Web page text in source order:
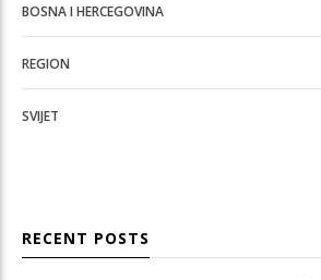
BOSNA I HERCEGOVINA
REGION
SVIJET
RECENT POSTS